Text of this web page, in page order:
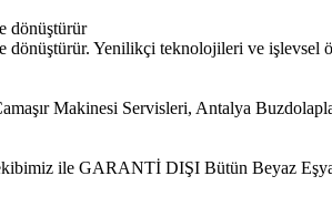
dönüştürür
dönüştürür. Yenilikçi teknolojileri ve
Makinesi Servisleri, Antalya
ile GARANTİ DIŞI Bütün Beyaz